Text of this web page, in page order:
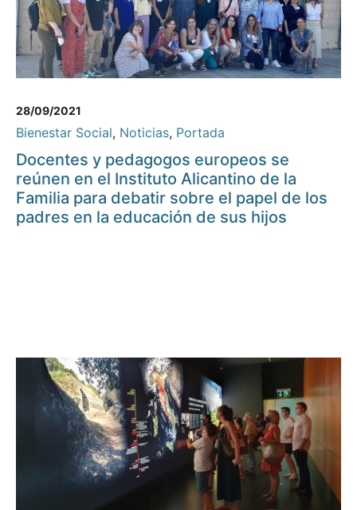
28/09/2021
Bienestar Social, Noticias, Portada
Docentes y pedagogos europeos se
reúnen en el Instituto Alicantino de la
Familia para debatir sobre el papel de los
padres en la educación de sus hijos